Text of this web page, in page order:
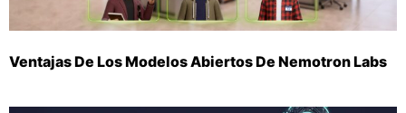
Ventajas De Los Modelos Abiertos De Nemotron Labs